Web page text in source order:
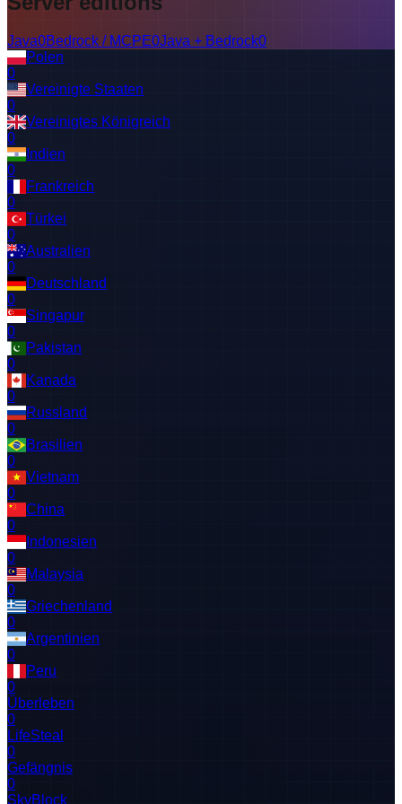
Java0Bedrock / MCPE0Java + Bedrock0
Polen
0
Vereinigte Staaten
0
Vereinigtes Königreich
0
Indien
0
Frankreich
0
Türkei
0
Australien
0
Deutschland
0
Singapur
0
Pakistan
0
Kanada
0
Russland
0
Brasilien
0
Vietnam
0
China
0
Indonesien
0
Malaysia
0
Griechenland
0
Argentinien
0
Peru
0
Überleben
0
LifeSteal
0
Gefängnis
0
SkyBlock